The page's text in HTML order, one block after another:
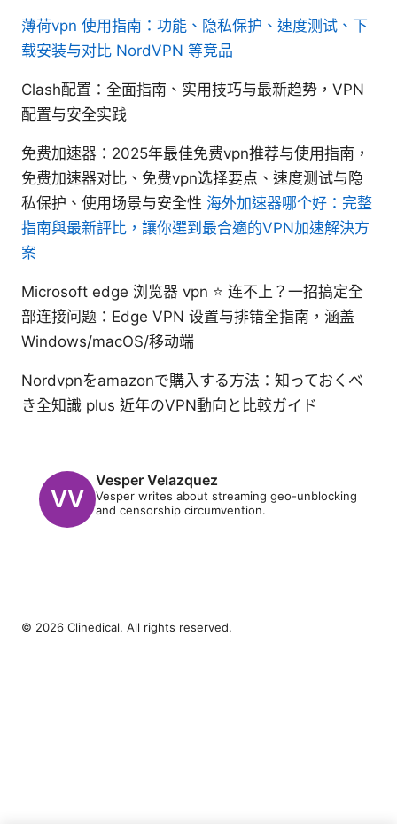
薄荷vpn 使用指南：功能、隐私保护、速度测试、下
载安装与对比 NordVPN 等竞品
Clash配置：全面指南、实用技巧与最新趋势，VPN
配置与安全实践
免费加速器：2025年最佳免费vpn推荐与使用指南，
免费加速器对比、免费vpn选择要点、速度测试与隐
私保护、使用场景与安全性 海外加速器哪个好：完整
指南與最新評比，讓你選到最合適的VPN加速解決方
案
Microsoft edge 浏览器 vpn ⭐ 连不上？一招搞定全
部连接问题：Edge VPN 设置与排错全指南，涵盖
Windows/macOS/移动端
Nordvpnをamazonで購入する方法：知っておくべ
き全知識 plus 近年のVPN動向と比較ガイド
Vesper Velazquez
Vesper writes about streaming geo-unblocking
and censorship circumvention.
© 2026 Clinedical. All rights reserved.